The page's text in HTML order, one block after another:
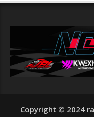
Copyright © 2024